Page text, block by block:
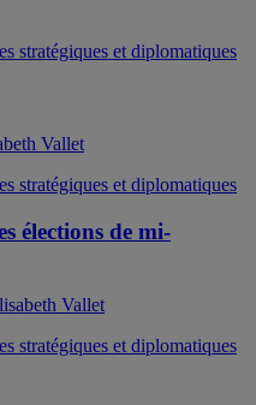
Vallet
élections de mi-
Vallet